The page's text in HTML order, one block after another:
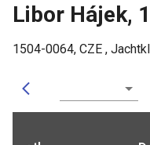
Libor Hájek,
1504-0064, CZE ,